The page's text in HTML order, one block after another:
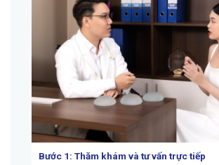
Bước 1: Thăm khám và tư vấn trực tiếp